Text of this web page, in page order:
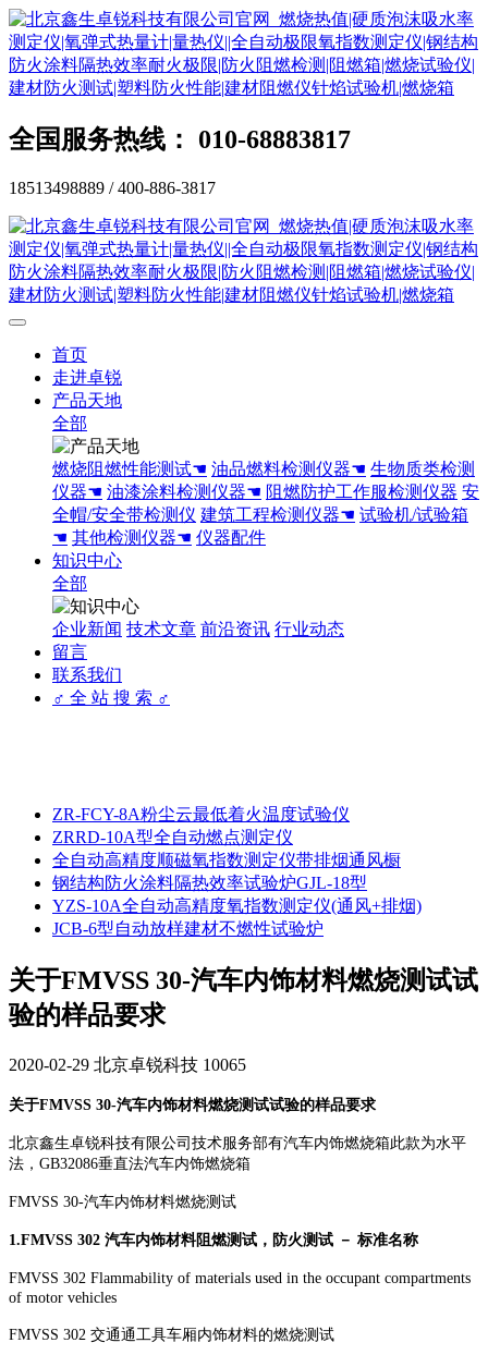
全国服务热线： 010-68883817
18513498889 / 400-886-3817
首页
走进卓锐
产品天地
全部
燃烧阻燃性能测试☚ 油品燃料检测仪器☚ 生物质类检测
仪器☚ 油漆涂料检测仪器☚ 阻燃防护工作服检测仪器 安
全帽/安全带检测仪 建筑工程检测仪器☚ 试验机/试验箱
☚ 其他检测仪器☚ 仪器配件
知识中心
全部
企业新闻 技术文章 前沿资讯 行业动态
留言
联系我们
♂ 全 站 搜 索 ♂
ZR-FCY-8A粉尘云最低着火温度试验仪
ZRRD-10A型全自动燃点测定仪
全自动高精度顺磁氧指数测定仪带排烟通风橱
钢结构防火涂料隔热效率试验炉GJL-18型
YZS-10A全自动高精度氧指数测定仪(通风+排烟)
JCB-6型自动放样建材不燃性试验炉
关于FMVSS 30-汽车内饰材料燃烧测试试
验的样品要求
2020-02-29 北京卓锐科技 10065
关于FMVSS 30-汽车内饰材料燃烧测试试验的样品要求
北京鑫生卓锐科技有限公司技术服务部有汽车内饰燃烧箱此款为水平
法，GB32086垂直法汽车内饰燃烧箱
FMVSS 30-汽车内饰材料燃烧测试
1.FMVSS 302 汽车内饰材料阻燃测试，防火测试 － 标准名称
FMVSS 302 Flammability of materials used in the occupant compartments
of motor vehicles
FMVSS 302 交通通工具车厢内饰材料的燃烧测试